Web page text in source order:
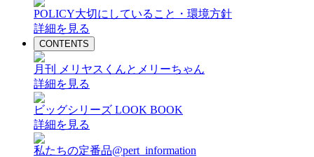
POLICY大切にしていること・環境方針
詳細を見る
CONTENTS
月刊 メリヤスくんとメリーちゃん
詳細を見る
ビッグシリーズ LOOK BOOK
詳細を見る
私たちの定番品@pert_information